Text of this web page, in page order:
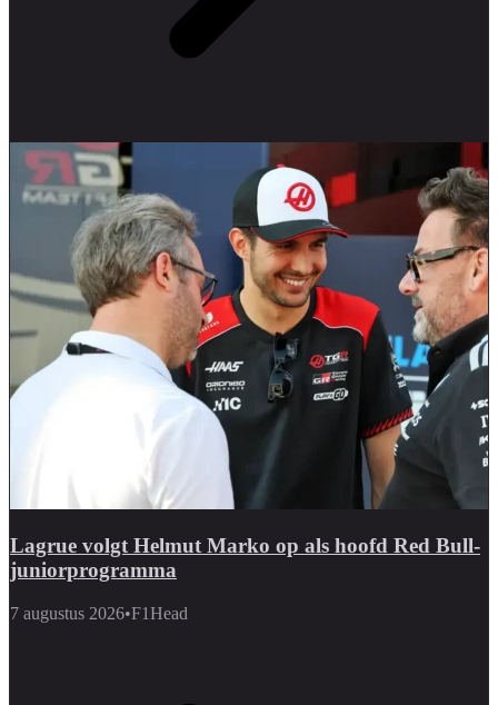
Lagrue volgt Helmut Marko op als hoofd Red Bull-
juniorprogramma
7 augustus 2026•F1Head